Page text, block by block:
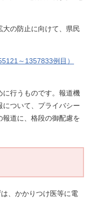
の防止に向けて、県民
～1357833例目）
行うものです。報道機
ついて、プライバシー
道に、格段の御配慮を
、かかりつけ医等に電